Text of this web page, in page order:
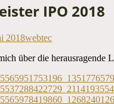
IPO 2018
2018Autor
webtec
über die